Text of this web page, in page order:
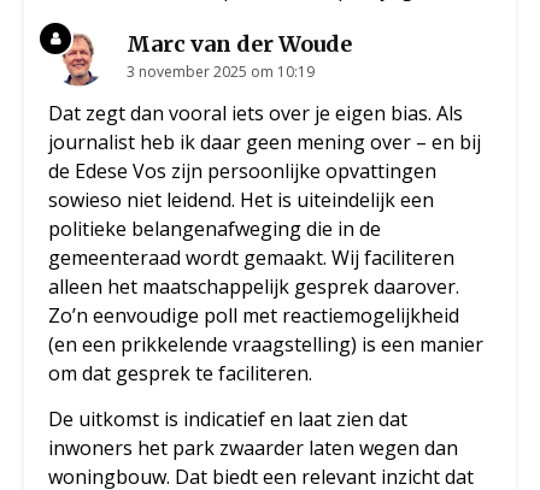
Marc van der Woude
3 november 2025 om 10:19
Dat zegt dan vooral iets over je eigen bias. Als
journalist heb ik daar geen mening over – en bij
de Edese Vos zijn persoonlijke opvattingen
sowieso niet leidend. Het is uiteindelijk een
politieke belangenafweging die in de
gemeenteraad wordt gemaakt. Wij faciliteren
alleen het maatschappelijk gesprek daarover.
Zo’n eenvoudige poll met reactiemogelijkheid
(en een prikkelende vraagstelling) is een manier
om dat gesprek te faciliteren.
De uitkomst is indicatief en laat zien dat
inwoners het park zwaarder laten wegen dan
woningbouw. Dat biedt een relevant inzicht dat